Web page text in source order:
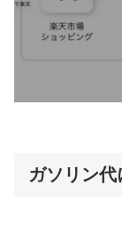
ガソリン代